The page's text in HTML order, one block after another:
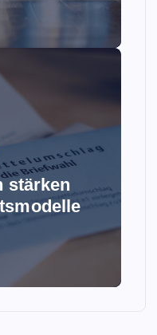
stärken